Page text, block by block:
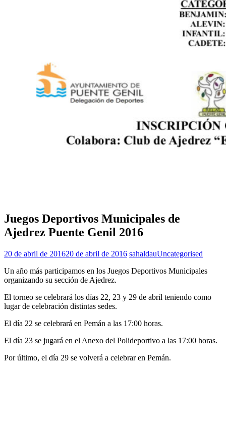
Juegos Deportivos Municipales de
Ajedrez Puente Genil 2016
20 de abril de 201620 de abril de 2016 sahaldauUncategorised
Un año más participamos en los Juegos Deportivos Municipales
organizando su sección de Ajedrez.
El torneo se celebrará los días 22, 23 y 29 de abril teniendo como
lugar de celebración distintas sedes.
El día 22 se celebrará en Pemán a las 17:00 horas.
El día 23 se jugará en el Anexo del Polideportivo a las 17:00 horas.
Por último, el día 29 se volverá a celebrar en Pemán.